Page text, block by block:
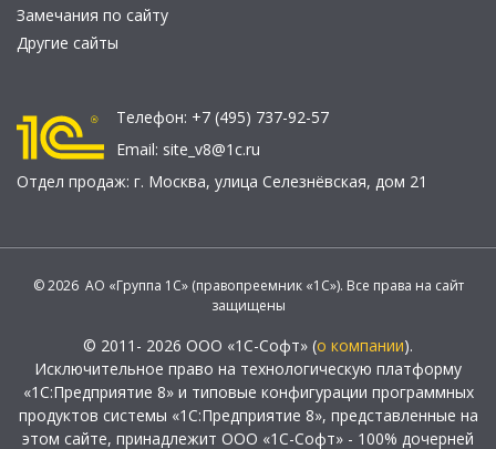
Замечания по сайту
Другие сайты
Телефон: +7 (495) 737-92-57
Email: site_v8@1c.ru
Отдел продаж: г. Москва, улица Селезнёвская, дом 21
© 2026 АО «Группа 1С» (правопреемник «1С»). Все права на сайт
защищены
© 2011- 2026 ООО «1С-Софт» (о компании).
Исключительное право на технологическую платформу
«1С:Предприятие 8» и типовые конфигурации программных
продуктов системы «1С:Предприятие 8», представленные на
этом сайте, принадлежит ООО «1С-Софт» - 100% дочерней